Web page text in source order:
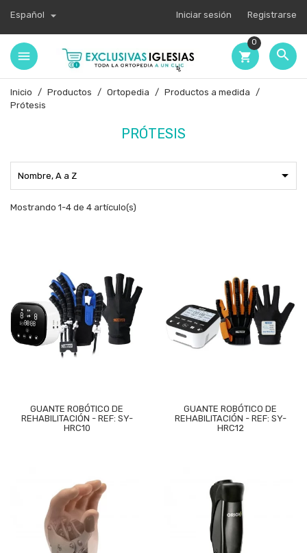
Español  Iniciar sesión Registrarse

shopping_cart
0
Inicio Productos Ortopedia
Productos a medida
Prótesis
PRÓTESIS
Nombre, A a Z 
Mostrando 1-4 de 4 artículo(s)
GUANTE ROBÓTICO DE
REHABILITACIÓN - REF: SY-
HRC10
GUANTE ROBÓTICO DE
REHABILITACIÓN - REF: SY-
HRC12